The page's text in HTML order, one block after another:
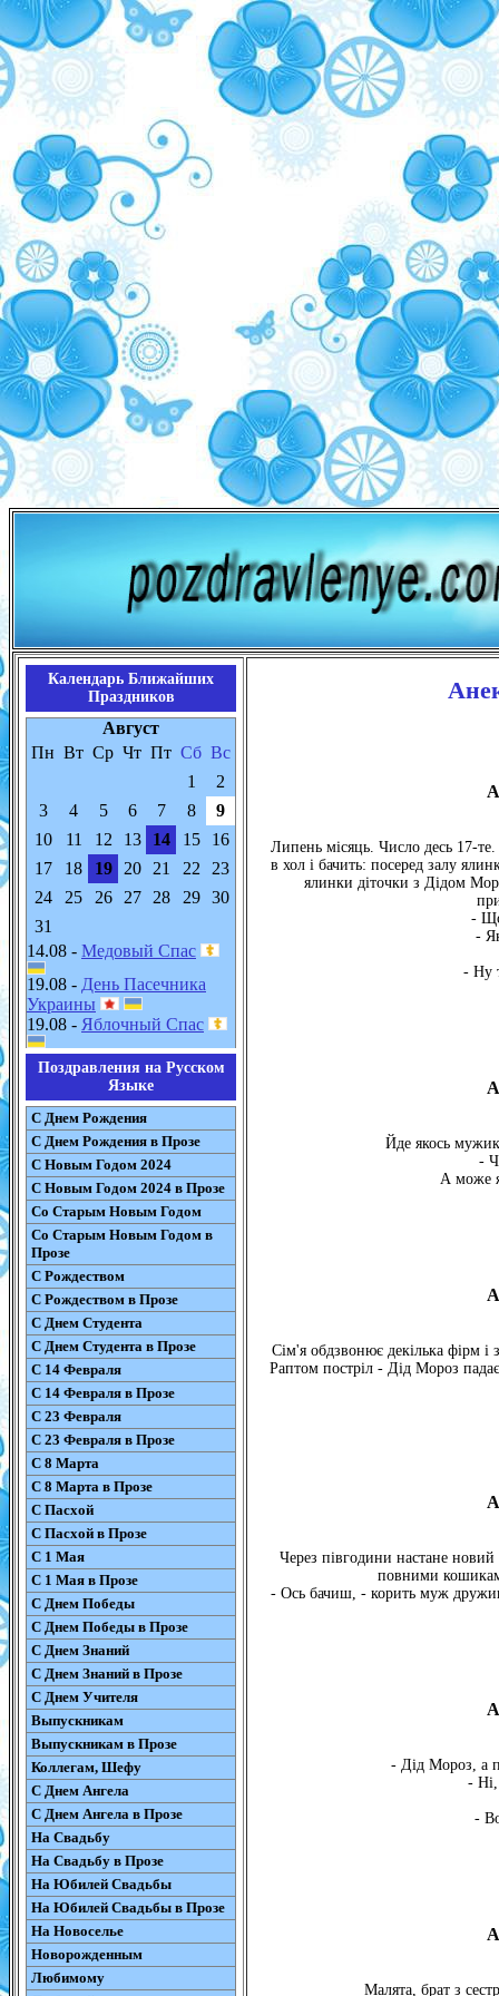
Календарь Ближайших
Праздников
Август
Пн Вт Ср Чт Пт Сб Вс
1
2
3
4 5 6 7 8
9
10
11 12 13 14 15
16
17
18 19 20 21 22
23
24
25 26 27 28 29
30
31
14.08 - Медовый Спас
19.08 - День Пасечника
Украины
19.08 - Яблочный Спас
Поздравления на Русском
Языке
С Днем Рождения
С Днем Рождения в Прозе
С Новым Годом 2024
С Новым Годом 2024 в Прозе
Со Старым Новым Годом
Со Старым Новым Годом в
Прозе
С Рождеством
С Рождеством в Прозе
С Днем Студента
С Днем Студента в Прозе
С 14 Февраля
С 14 Февраля в Прозе
С 23 Февраля
С 23 Февраля в Прозе
С 8 Марта
С 8 Марта в Прозе
С Пасхой
С Пасхой в Прозе
С 1 Мая
С 1 Мая в Прозе
С Днем Победы
С Днем Победы в Прозе
С Днем Знаний
С Днем Знаний в Прозе
С Днем Учителя
Выпускникам
Выпускникам в Прозе
Коллегам, Шефу
С Днем Ангела
С Днем Ангела в Прозе
На Свадьбу
На Свадьбу в Прозе
На Юбилей Свадьбы
На Юбилей Свадьбы в Прозе
На Новоселье
Новорожденным
Любимому
Липень місяць. Число десь 17-
в хол і бачить: посеред залу
ялинки діточки з Дідом
- Що
-
- Ну
Йде якось
-
А може
Сім'я обдзвонює декілька фірм
Раптом постріл - Дід Мороз
Через півгодини настане
повними
- Ось бачиш, - корить муж
- Дід Мороз, а
-
-
Малята, брат з